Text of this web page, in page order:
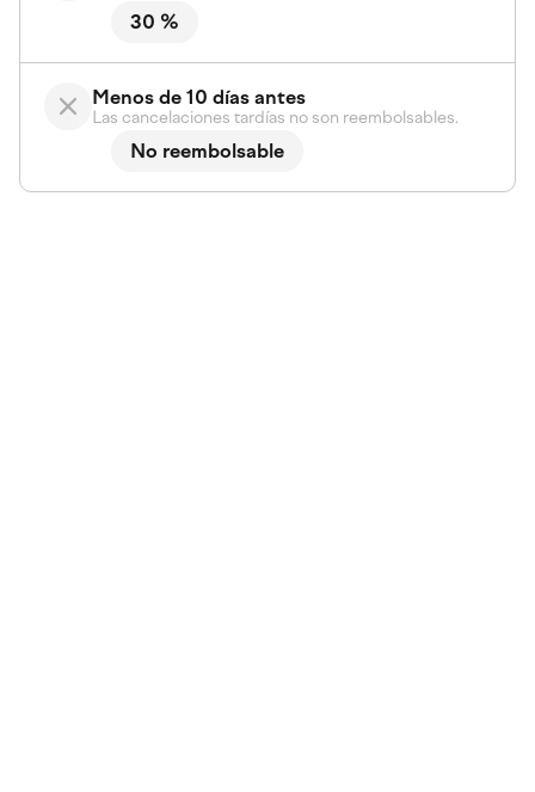
30 %
Menos de 10 días antes
Las cancelaciones tardías no son reembolsables.
No reembolsable